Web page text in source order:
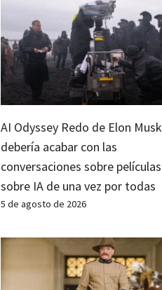
AI Odyssey Redo de Elon Musk
debería acabar con las
conversaciones sobre películas
sobre IA de una vez por todas
5 de agosto de 2026